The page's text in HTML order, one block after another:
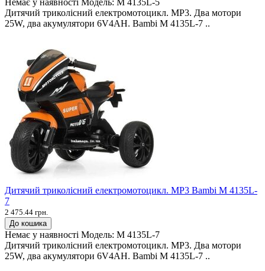
Дитячий триколісний електромотоцикл. MP3. Два мотори
25W, два акумулятори 6V4AH. Bambi M 4135L-7 ..
Дитячий триколісний електромотоцикл. MP3 Bambi M 4135L-
7
2 475.44 грн.
До кошика
Немає у наявності Модель: M 4135L-7
Дитячий триколісний електромотоцикл. MP3. Два мотори
25W, два акумулятори 6V4AH. Bambi M 4135L-7 ..